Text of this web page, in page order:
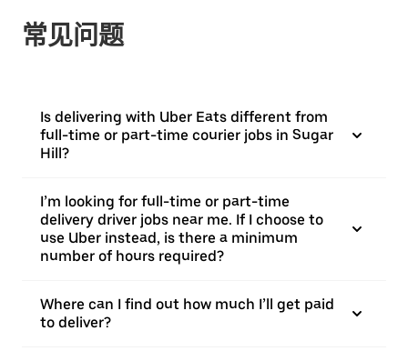
常见问题
Is delivering with Uber Eats different from
full-time or part-time courier jobs in Sugar
Hill?
I’m looking for full-time or part-time
delivery driver jobs near me. If I choose to
use Uber instead, is there a minimum
number of hours required?
Where can I find out how much I’ll get paid
to deliver?